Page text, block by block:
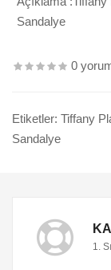
Sandalye
0
Etiketler: Tiffany
Sandalye
1.